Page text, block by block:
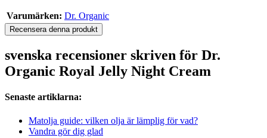
Varumärken: Dr. Organic
Recensera denna produkt
svenska recensioner skriven för Dr.
Organic Royal Jelly Night Cream
Senaste artiklarna:
Matolja guide: vilken olja är lämplig för vad?
Vandra gör dig glad